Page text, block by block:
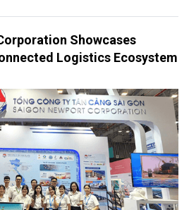
Showcases
Logistics Ecosystem